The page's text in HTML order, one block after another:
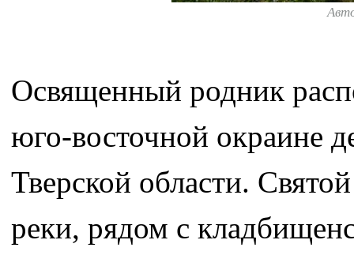
Освященный родник
юго-восточной окраине
Тверской области.
реки, рядом с